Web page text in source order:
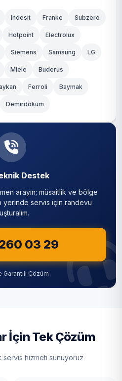
Indesit Franke Subzero
Hotpoint Electrolux
Siemens Samsung LG
Miele Buderus
Ferroli Baymak
Demirdöküm
Destek
arayın; müsaitlik ve bölge
yerinde servis için randevu
03 29
Garantili Çözüm
İçin Tek Çözüm
hizmeti sunuyoruz